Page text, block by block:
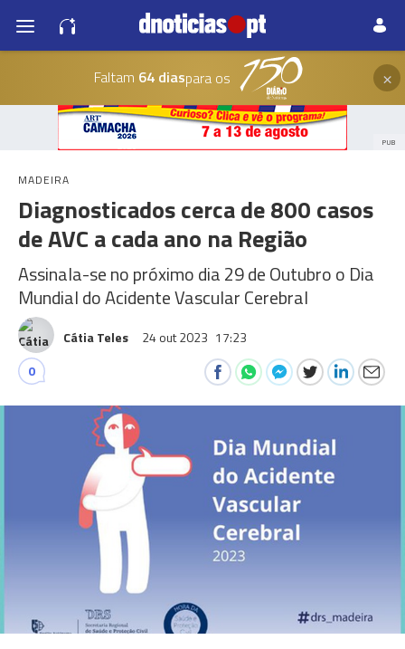
Faltam 64 diaspara os ×
PUB
MADEIRA
Diagnosticados cerca de 800 casos
de AVC a cada ano na Região
Assinala-se no próximo dia 29 de Outubro o Dia
Mundial do Acidente Vascular Cerebral
Cátia Teles 24 out 2023 17:23
0